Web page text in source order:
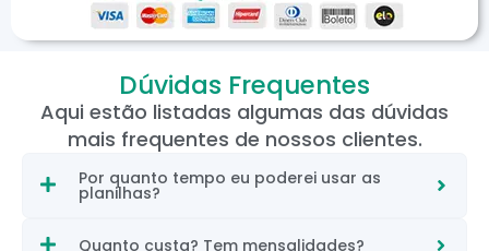
Dúvidas Frequentes
Aqui estão listadas algumas das dúvidas
mais frequentes de nossos clientes.
Por quanto tempo eu poderei usar as
planilhas?
Quanto custa? Tem mensalidades?